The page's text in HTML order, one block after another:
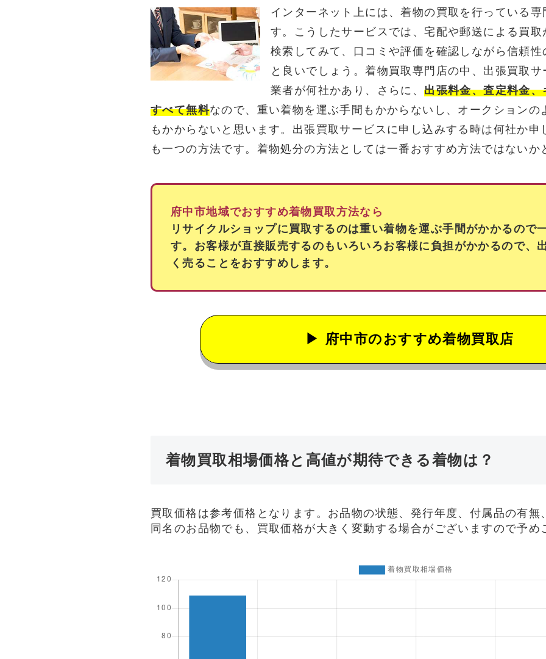
インターネット上には、着物の買取を行っている
す。こうしたサービスでは、宅配や郵送による買
検索してみて、口コミや評価を確認しながら信頼
と良いでしょう。着物買取専門店の中、出張買取
業者が何社かあり、さらに、出張料金、査定料金
すべて無料なので、重い着物を運ぶ手間もかからないし、オークションの
もかからないと思います。出張買取サービスに申し込みする時は何社か申
も一つの方法です。着物処分の方法としては一番おすすめ方法ではないか
府中市地域でおすすめ着物買取方法なら
リサイクルショップに買取するのは重い着物を運ぶ手間がかかるので
す。お客様が直接販売するのもいろいろお客様に負担がかかるので、
く売ることをおすすめします。
府中市のおすすめ着物買取店
着物買取相場価格と高値が期待できる着物は？
買取価格は参考価格となります。お品物の状態、発行年度、付属品の有無
同名のお品物でも、買取価格が大きく変動する場合がございますので予め